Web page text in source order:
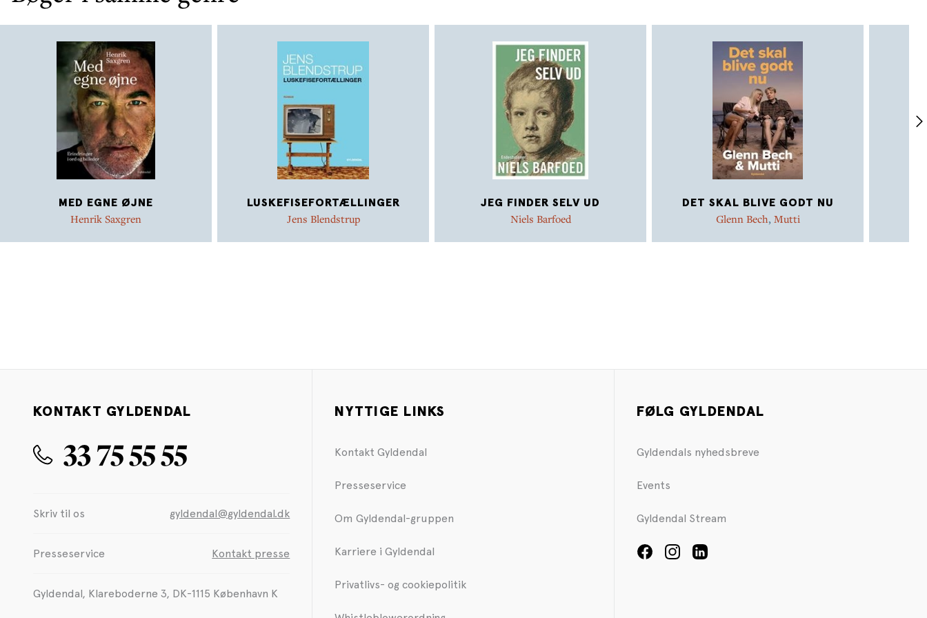
MED EGNE ØJNE
Henrik Saxgren
LUSKEFISEFORTÆLLINGER
Jens Blendstrup
JEG FINDER SELV UD
Niels Barfoed
DET SKAL BLIVE GODT NU
Glenn Bech, Mutti
KONTAKT GYLDENDAL
33 75 55 55
Skriv til os gyldendal@gyldendal.dk
Presseservice Kontakt presse
Gyldendal, Klareboderne 3, DK-1115 København K
NYTTIGE LINKS
Kontakt Gyldendal
Presseservice
Om Gyldendal-gruppen
Karriere i Gyldendal
Privatlivs- og cookiepolitik
FØLG GYLDENDAL
Gyldendals nyhedsbreve
Events
Gyldendal Stream